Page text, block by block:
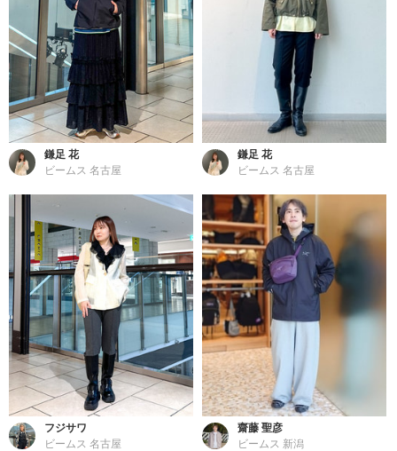
鎌足 花
ビームス 名古屋
鎌足 花
ビームス 名古屋
フジサワ
ビームス 名古屋
齋藤 聖彦
ビームス 新潟